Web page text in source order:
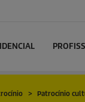
Patrocínio